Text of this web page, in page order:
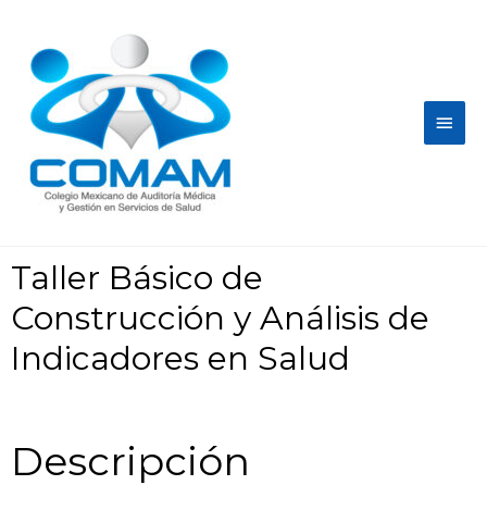
Taller Básico de
Construcción y Análisis de
Indicadores en Salud
Descripción